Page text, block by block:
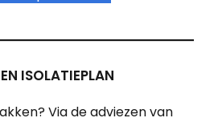
ISOLATIEPLAN
Via de adviezen van